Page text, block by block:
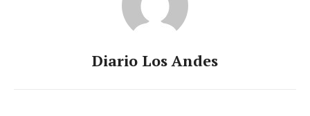
Diario Los Andes